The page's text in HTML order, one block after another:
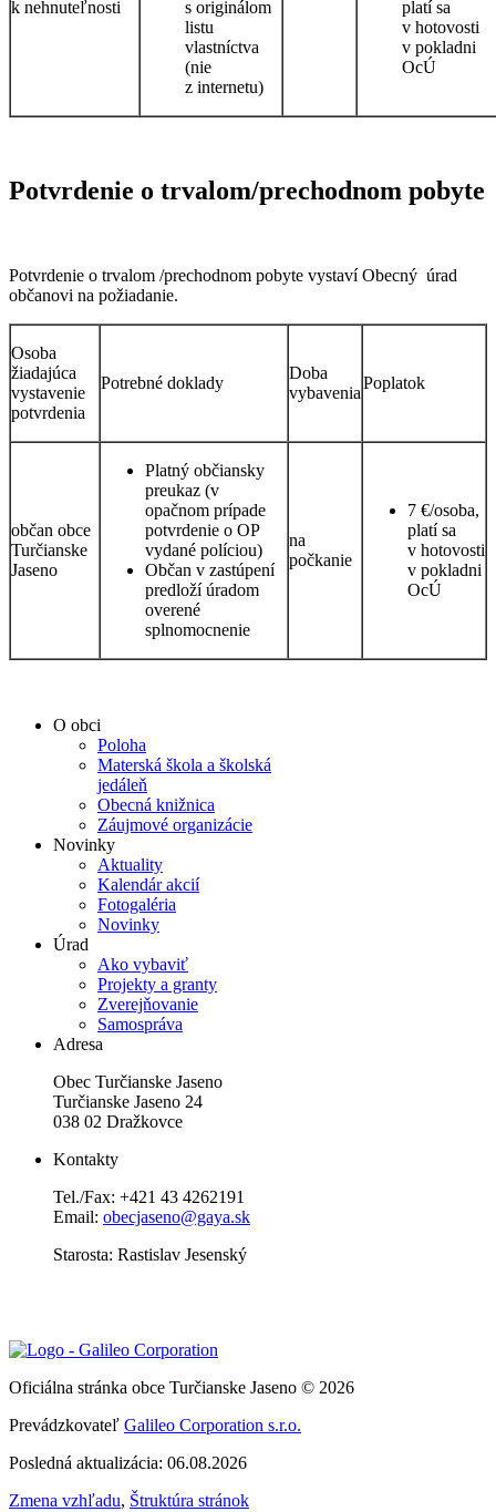
k nehnuteľnosti
s originálom
listu
vlastníctva
(nie
z internetu)
platí sa
v hotovosti
v pokladni
OcÚ
Potvrdenie o trvalom/prechodnom pobyte
Potvrdenie o trvalom /prechodnom pobyte vystaví Obecný úrad
občanovi na požiadanie.
Osoba
žiadajúca
vystavenie
potvrdenia
Potrebné doklady
Doba
vybavenia
Poplatok
občan obce
Turčianske
Jaseno
Platný občiansky
preukaz (v
opačnom prípade
potvrdenie o OP
vydané políciou)
Občan v zastúpení
predloží úradom
overené
splnomocnenie
na
počkanie
7 €/osoba,
platí sa
v hotovosti
v pokladni
OcÚ
O obci
Poloha
Materská škola a školská
jedáleň
Obecná knižnica
Záujmové organizácie
Novinky
Aktuality
Kalendár akcií
Fotogaléria
Novinky
Úrad
Ako vybaviť
Projekty a granty
Zverejňovanie
Samospráva
Adresa
Obec Turčianske Jaseno
Turčianske Jaseno 24
038 02 Dražkovce
Kontakty
Tel./Fax: +421 43 4262191
Email: obecjaseno@gaya.sk
Starosta: Rastislav Jesenský
Oficiálna stránka obce Turčianske Jaseno © 2026
Prevádzkovateľ Galileo Corporation s.r.o.
Posledná aktualizácia: 06.08.2026
Zmena vzhľadu, Štruktúra stránok